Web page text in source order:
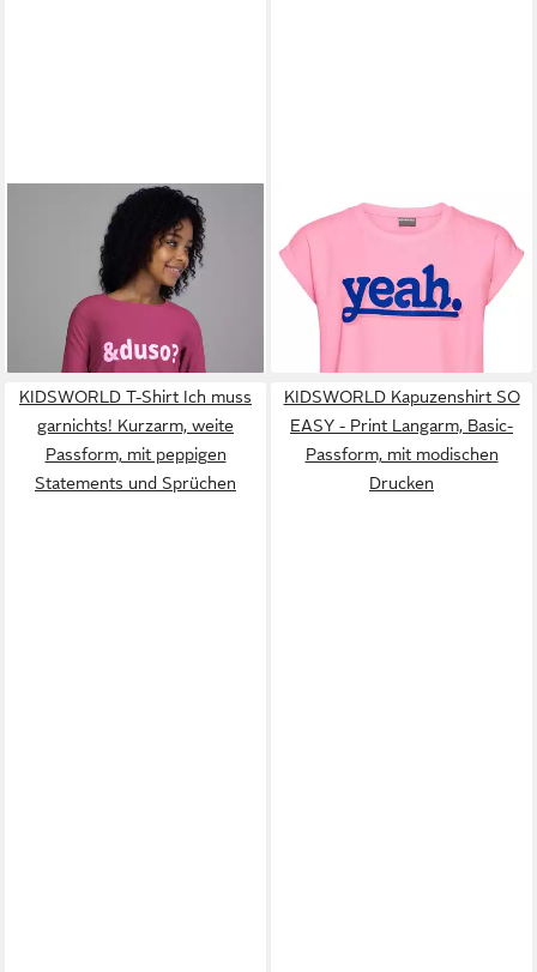
KIDSWORLD Langarmshirt
Spruch: &duso? Lässiger
Sprüche-Print
UVP 14,99 €
KIDSWORLD
T-Shirt
Sprücheshirt mit
überschnittener Schulter T-
Shirt "YEAH" print
ab 10,99 € 12,99 €
-15%
KIDSWORLD T-Shirt Ich muss
garnichts! Kurzarm, weite
Passform, mit peppigen
Statements und Sprüchen
KIDSWORLD Kapuzenshirt SO
EASY - Print Langarm, Basic-
Passform, mit modischen
Drucken